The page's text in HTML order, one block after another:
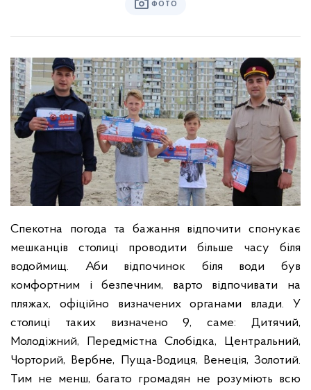
ФОТО
Спекотна погода та бажання відпочити спонукає
мешканців столиці проводити більше часу біля
водоймищ. Аби відпочинок біля води був
комфортним і безпечним, варто відпочивати на
пляжах, офіційно визначених органами влади. У
столиці таких визначено 9, саме: Дитячий,
Молодіжний, Передмістна Слобідка, Центральний,
Чорторий, Вербне, Пуща-Водиця, Венеція, Золотий.
Тим не менш, багато громадян не розуміють всю